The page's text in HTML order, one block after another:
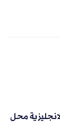
محل